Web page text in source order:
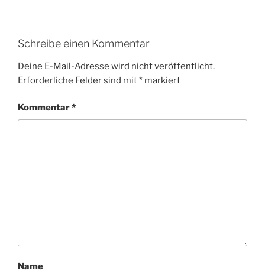
Schreibe einen Kommentar
Deine E-Mail-Adresse wird nicht veröffentlicht.
Erforderliche Felder sind mit* markiert
Kommentar*
Name